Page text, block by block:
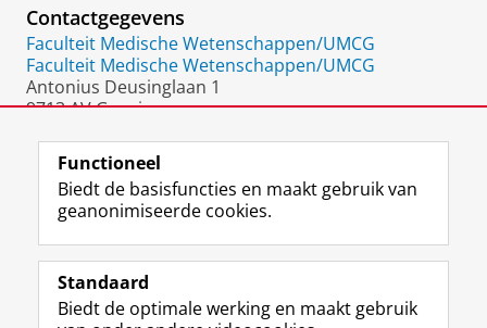
P
o
r
t
a
Contactgegevens
Faculteit Medische Wetenschappen/UMCG
Faculteit Medische Wetenschappen/UMCG
Antonius Deusinglaan 1
9713 AV Groningen
Volg de RUG
F
a
e
L
i
k
R
S
-
I
n
t
Y
o
T
Studiekiezers
Functioneel
Biedt de basisfuncties en maakt gebruik van
geanonimiseerde cookies.
Standaard
Biedt de optimale werking en maakt gebruik